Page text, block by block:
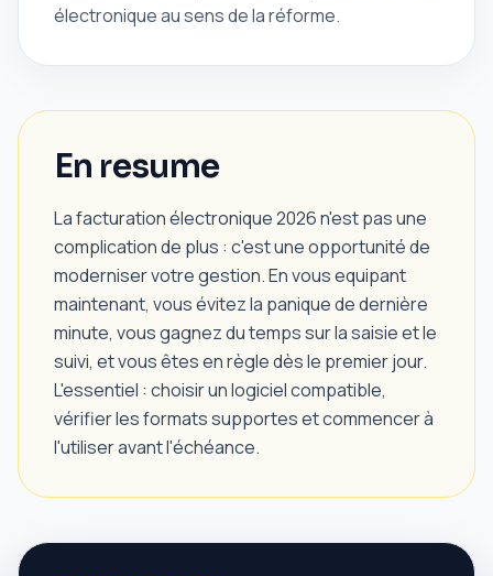
électronique au sens de la réforme.
En resume
La facturation électronique 2026 n'est pas une
complication de plus : c'est une opportunité de
moderniser votre gestion. En vous equipant
maintenant, vous évitez la panique de dernière
minute, vous gagnez du temps sur la saisie et le
suivi, et vous êtes en règle dès le premier jour.
L'essentiel : choisir un logiciel compatible,
vérifier les formats supportes et commencer à
l'utiliser avant l'échéance.